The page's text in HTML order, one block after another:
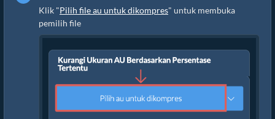
Klik "Pilih file au untuk dikompres" untuk membuka
pemilih file